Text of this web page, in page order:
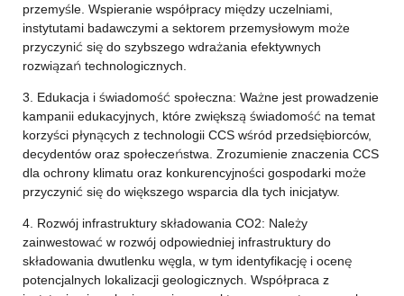
przemyśle. Wspieranie współpracy między uczelniami,
instytutami badawczymi a sektorem przemysłowym może
przyczynić się do szybszego wdrażania efektywnych
rozwiązań technologicznych.
3. Edukacja i świadomość społeczna: Ważne jest prowadzenie
kampanii edukacyjnych, które zwiększą świadomość na temat
korzyści płynących z technologii CCS wśród przedsiębiorców,
decydentów oraz społeczeństwa. Zrozumienie znaczenia CCS
dla ochrony klimatu oraz konkurencyjności gospodarki może
przyczynić się do większego wsparcia dla tych inicjatyw.
4. Rozwój infrastruktury składowania CO2: Należy
zainwestować w rozwój odpowiedniej infrastruktury do
składowania dwutlenku węgla, w tym identyfikację i ocenę
potencjalnych lokalizacji geologicznych. Współpraca z